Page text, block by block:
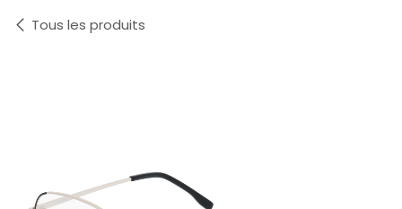
Tous les produits